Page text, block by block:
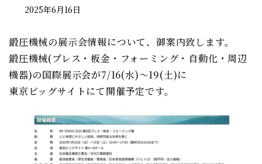
2025年6月16日
鍛圧機械の展示会情報について、御案内致します。
鍛圧機械(プレス・板金・フォーミング・自動化・周辺
機器)の国際展示会が7/16(水)～19(土)に
東京ビッグサイトにて開催予定です。